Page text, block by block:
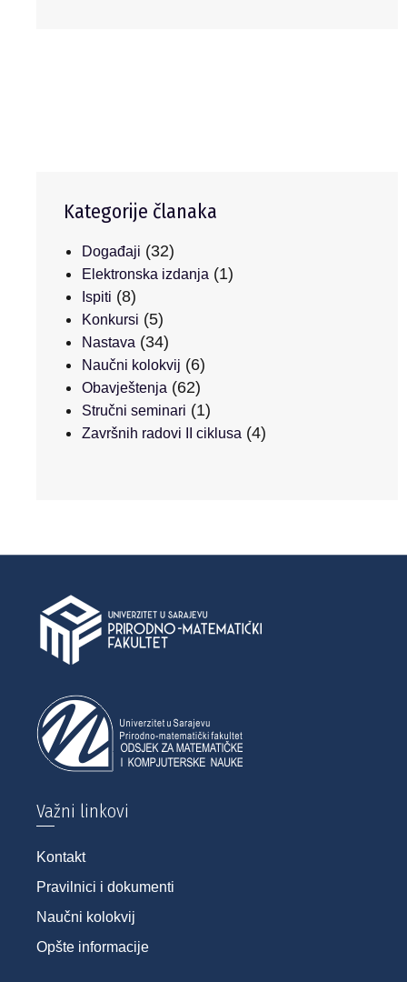
Kategorije članaka
Događaji (32)
Elektronska izdanja (1)
Ispiti (8)
Konkursi (5)
Nastava (34)
Naučni kolokvij (6)
Obavještenja (62)
Stručni seminari (1)
Završnih radovi II ciklusa (4)
Važni linkovi
Kontakt
Pravilnici i dokumenti
Naučni kolokvij
Opšte informacije